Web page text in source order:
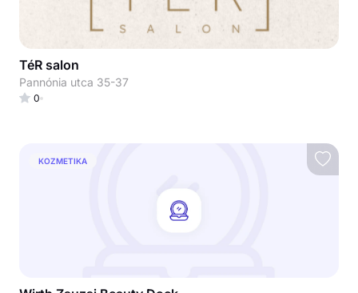
TéR salon
Pannónia utca 35-37
0
KOZMETIKA